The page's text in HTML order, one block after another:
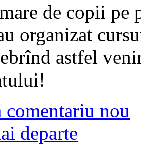
de copii pe
organizat
astfel
comentariu nou
departe